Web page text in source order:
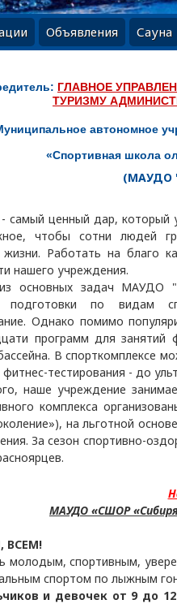
Объявления Сауна
ГЛАВНОЕ
ТУРИЗМУ
автономное
«Спортивная школа
(МАУДО
самый ценный дар, который
чтобы сотни людей
жизни. Работать на благо
нашего учреждения.
задач МАУДО
подготовки по видам
Однако помимо
программ для занятий
В спорткомплексе
тестирования - до
наше учреждение
комплекса
на льготной
За сезон спортивно-
МАУДО «СШОР
ВСЕМ!
молодым, спортивным,
спортом по лыжным
и девочек от 9 до